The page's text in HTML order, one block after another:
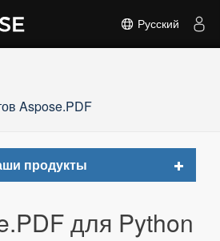
Русский
Aspose.PDF
продукты
Toggle
для Python